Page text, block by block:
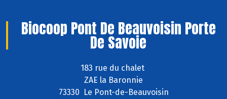
Biocoop Pont De Beauvoisin Porte
De Savoie
183 rue du chalet
ZAE la Baronnie
73330 Le Pont-de-Beauvoisin